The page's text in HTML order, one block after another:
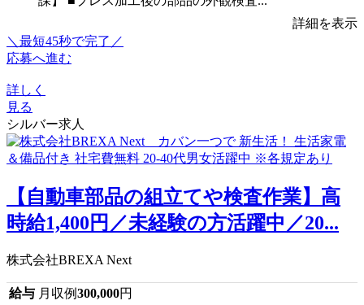
詳細を表示
＼最短45秒で完了／
応募へ進む
詳しく
見る
シルバー求人
【自動車部品の組立てや検査作業】高
時給1,400円／未経験の方活躍中／20...
株式会社BREXA Next
給与 月収例300,000円